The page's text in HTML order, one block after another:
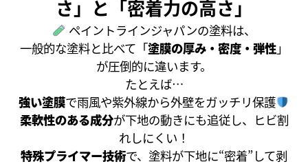
さ」と「密着力の高さ」
ペイントラインジャパンの塗料は、
一般的な塗料と比べて「塗膜の厚み・密度・弾性」
が圧倒的に違います。
たとえば…
強い塗膜で雨風や紫外線から外壁をガッチリ保護
柔軟性のある成分が下地の動きにも追従し、ヒビ割
れしにくい！
特殊プライマー技術で、塗料が下地に“密着”して剥